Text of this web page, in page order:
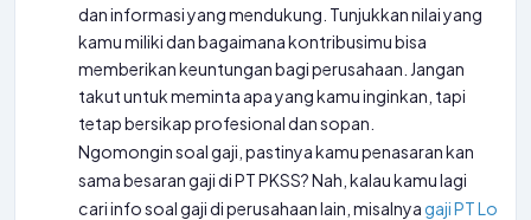
dan informasi yang mendukung. Tunjukkan nilai yang
kamu miliki dan bagaimana kontribusimu bisa
memberikan keuntungan bagi perusahaan. Jangan
takut untuk meminta apa yang kamu inginkan, tapi
tetap bersikap profesional dan sopan.
Ngomongin soal gaji, pastinya kamu penasaran kan
sama besaran gaji di PT PKSS? Nah, kalau kamu lagi
cari info soal gaji di perusahaan lain, misalnya gaji PT Lo